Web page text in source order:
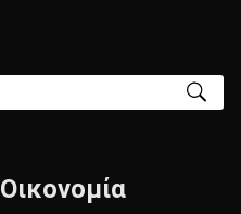
Οικονομία